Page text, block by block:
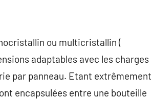
ou multicristallin (
adaptables avec les charges
par panneau. Etant extrêmement
encapsulées entre une bouteille